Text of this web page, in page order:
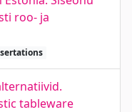
roo- ja
tableware